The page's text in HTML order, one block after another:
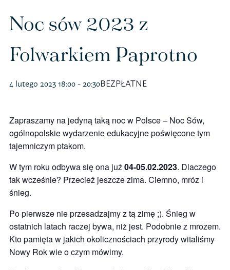
Sklep na ptak
Koszulki
Książki
Budki i karmniki
Noc sów 2023 z
Folwarkiem Paprotno
4 lutego 2023 18:00 - 20:30BEZPŁATNE
Zapraszamy na jedyną taką noc w Polsce – Noc Sów,
ogólnopolskie wydarzenie edukacyjne poświęcone tym
tajemniczym ptakom.
W tym roku odbywa się ona już04-05.02.2023. Dlaczego
tak wcześnie? Przecież jeszcze zima. Ciemno, mróz i
śnieg.
Po pierwsze nie przesadzajmy z tą zimę ;). Śnieg w
ostatnich latach raczej bywa, niż jest. Podobnie z mrozem.
Kto pamięta w jakich okolicznościach przyrody witaliśmy
Nowy Rok wie o czym mówimy.